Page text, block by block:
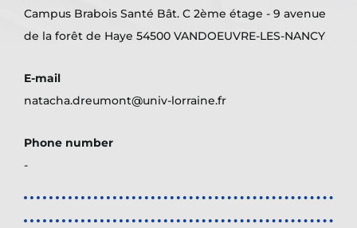
Campus Brabois Santé Bât. C 2ème étage - 9 avenue
de la forêt de Haye 54500 VANDOEUVRE-LES-NANCY
E-mail
natacha.dreumont@univ-lorraine.fr
Phone number
-